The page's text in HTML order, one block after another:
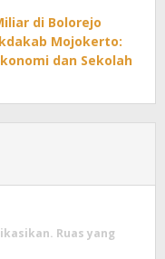
di Bolorejo
Mojokerto:
dan Sekolah
Ruas yang